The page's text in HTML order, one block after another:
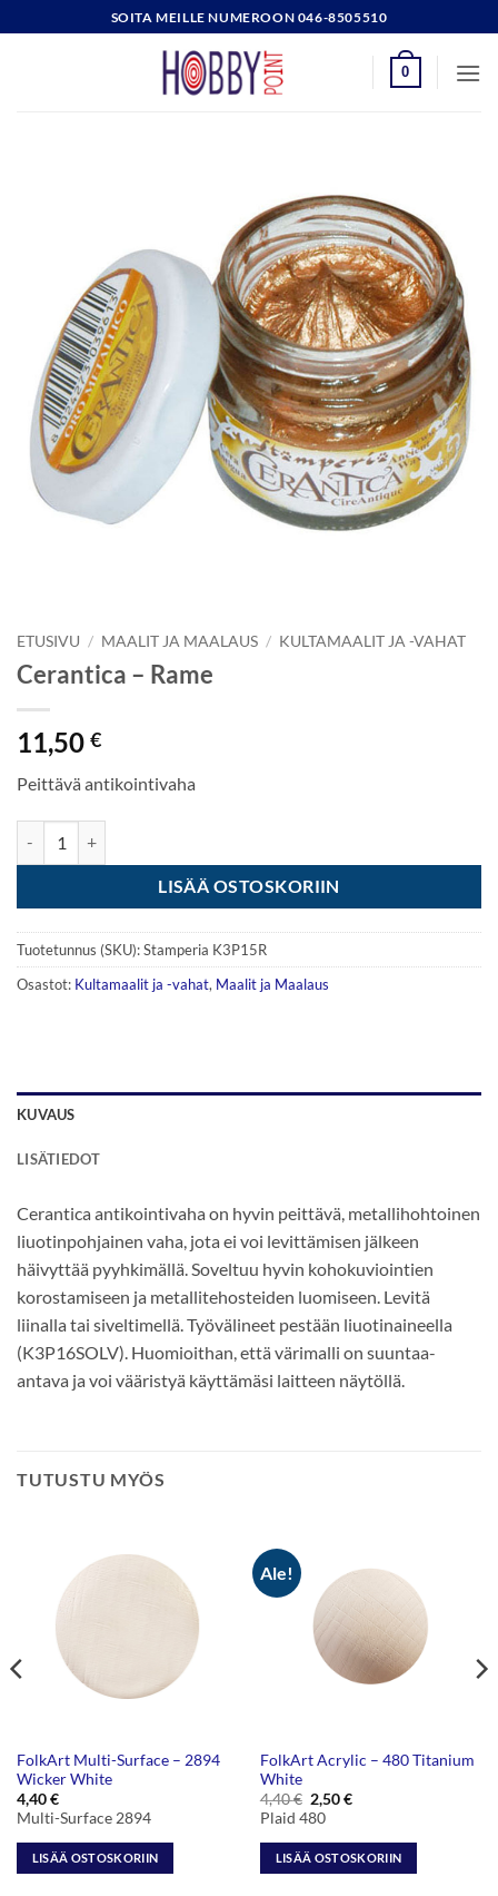
to
SOITA MEILLE NUMEROON 046-8505510
0
ETUSIVU / MAALIT JA MAALAUS / KULTAMAALIT JA -VAHAT
Cerantica – Rame
11,50 €
Peittävä antikointivaha
LISÄÄ OSTOSKORIIN
Tuotetunnus (SKU):Stamperia K3P15R
Osastot: Kultamaalit ja -vahat, Maalit ja Maalaus
KUVAUS
LISÄTIEDOT
Cerantica antikointivaha on hyvin peittävä, metallihohtoinen
liuotinpohjainen vaha, jota ei voi levittämisen jälkeen
häivyttää pyyhkimällä. Soveltuu hyvin kohokuviointien
korostamiseen ja metallitehosteiden luomiseen. Levitä
liinalla tai siveltimellä. Työvälineet pestään liuotinaineella
(K3P16SOLV). Huomioithan, että värimalli on suuntaa-
antava ja voi vääristyä käyttämäsi laitteen näytöllä.
TUTUSTU MYÖS
FolkArt Multi-Surface – 2894
Wicker White
4,40€
Multi-Surface 2894
LISÄÄ OSTOSKORIIN
Ale!
FolkArt Acrylic – 480 Titanium
White
4,40€ Alkuperäinen
hinta
oli:
4,40 €.
2,50€Nykyinen
2,50 €.
Plaid 480
LISÄÄ OSTOSKORIIN